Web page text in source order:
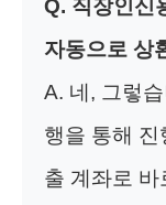
Q. 직장인신
자동으로 상
A. 네, 그렇
행을 통해 진
출 계좌로 바